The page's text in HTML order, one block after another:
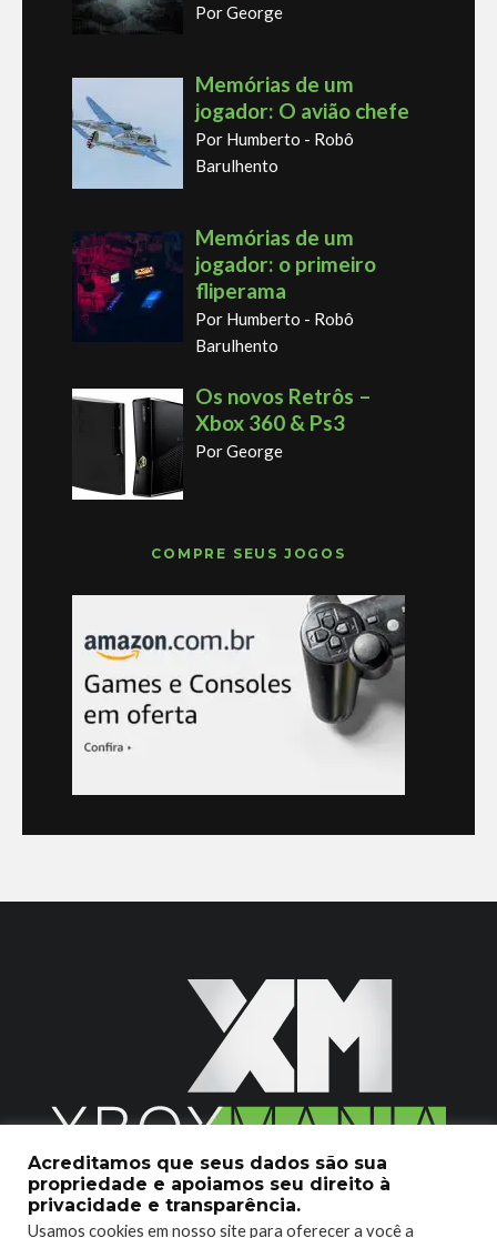
Por George
Memórias de um
jogador: O avião chefe
Por Humberto - Robô
Barulhento
Memórias de um
jogador: o primeiro
fliperama
Por Humberto - Robô
Barulhento
Os novos Retrôs –
Xbox 360 & Ps3
Por George
COMPRE SEUS JOGOS
2020 © Xboxmania. Todos os Direitos Reservados.
SOBRE O XBOX MANIA CONTATO
Acreditamos que seus dados são sua
propriedade e apoiamos seu direito à
privacidade e transparência.
Usamos cookies em nosso site para oferecer a você a